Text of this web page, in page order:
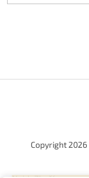
Copyright 2026